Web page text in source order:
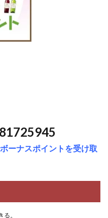
ーナスポイントを受け取
。